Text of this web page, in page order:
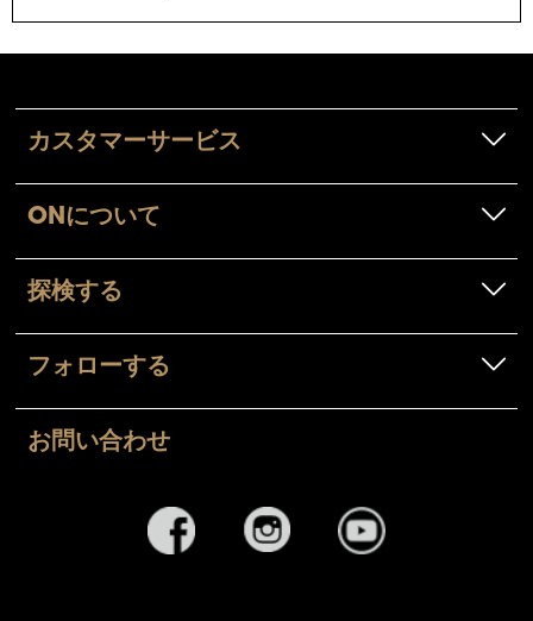
カスタマーサービス
ONについて
探検する
フォローする
お問い合わせ